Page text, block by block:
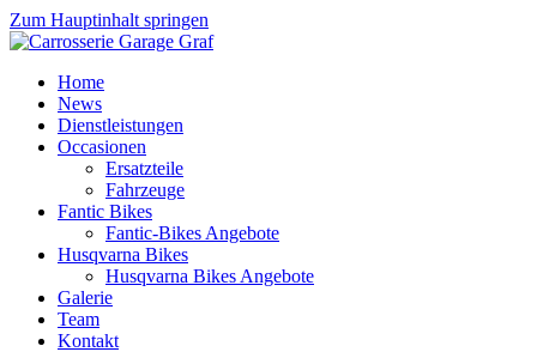
Zum Hauptinhalt springen
Home
News
Dienstleistungen
Occasionen
Ersatzteile
Fahrzeuge
Fantic Bikes
Fantic-Bikes Angebote
Husqvarna Bikes
Husqvarna Bikes Angebote
Galerie
Team
Kontakt